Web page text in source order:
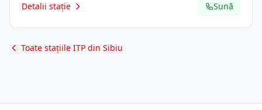
Detalii stație Sună
Toate stațiile ITP din Sibiu